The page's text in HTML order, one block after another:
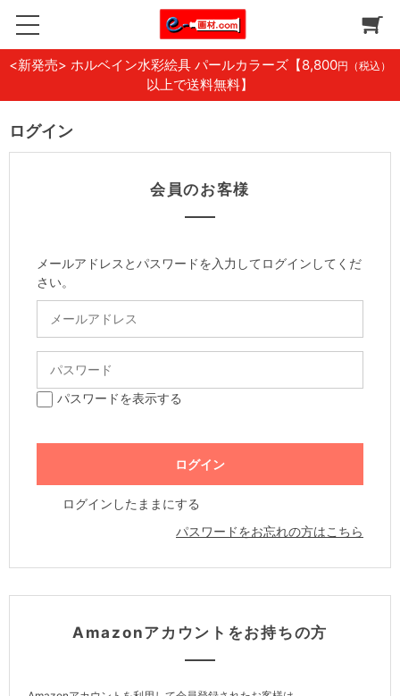
<新発売> ホルベイン水彩絵具 パールカラーズ 【8,800円（税込）
以上で送料無料】
ログイン
会員のお客様
メールアドレスとパスワードを入力してログインしてくだ
さい。
パスワードを表示する
ログインしたままにする
パスワードをお忘れの方はこちら
Amazonアカウントをお持ちの方